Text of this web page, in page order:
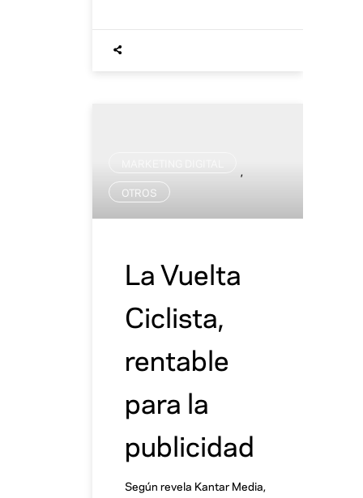
,
OTROS
La Vuelta
Ciclista,
rentable
para la
publicidad
Según revela Kantar Media,